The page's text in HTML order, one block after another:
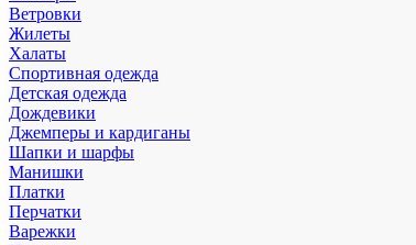
Ветровки
Жилеты
Халаты
Спортивная одежда
Детская одежда
Дождевики
Джемперы и кардиганы
Шапки и шарфы
Манишки
Платки
Перчатки
Варежки